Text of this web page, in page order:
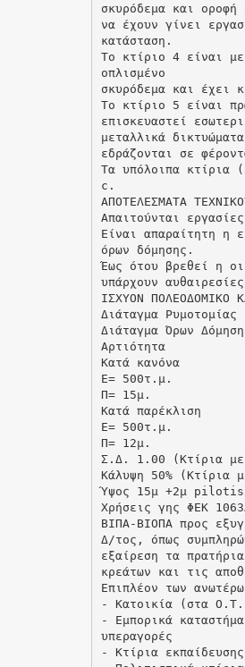
σκυρόδεμα και
να έχουν γίνει
κατάσταση.
Το κτίριο 4 είναι
οπλισμένο
σκυρόδεμα και έχει
Το κτίριο 5 είναι
επισκευαστεί
μεταλλικά
εδράζονται σε
Τα υπόλοιπα κτίρια
c.
ΑΠΟΤΕΛΕΣΜΑΤΑ
Απαιτούνται
Είναι απαραίτητη η
όρων δόμησης.
Έως ότου βρεθεί η
υπάρχουν
ΙΣΧΥΟΝ ΠΟΛΕΟΔΟΜΙΚΟ
Διάταγμα
Διάταγμα Όρων
Αρτιότητα
Κατά κανόνα
Ε= 500τ.μ.
Π= 15μ.
Κατά παρέκλιση
Ε= 500τ.μ.
Π= 12μ.
Σ.Δ. 1.00 (Κτίρια με
Κάλυψη 50% (Κτίρια
Ύψος 15μ +2μ pilotis
Χρήσεις γης ΦΕΚ
ΒΙΠΑ-ΒΙΟΠΑ προς
Δ/τος, όπως
εξαίρεση τα
κρεάτων και τις
Επιπλέον των
- Κατοικία (στα Ο.Τ.
- Εμπορικά
υπεραγορές
- Κτίρια εκπαίδευσης